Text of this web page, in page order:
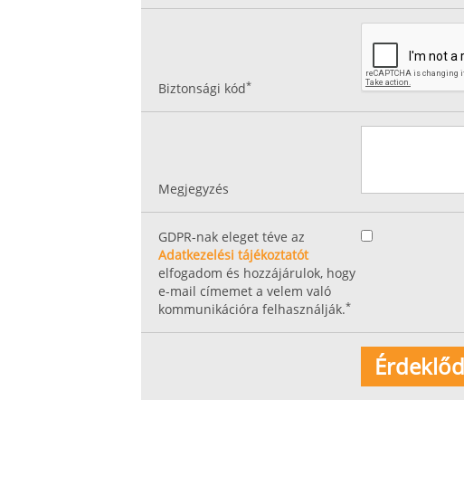
Biztonsági kód*
Megjegyzés
GDPR-nak eleget téve az
Adatkezelési tájékoztatót
elfogadom és hozzájárulok, hogy
e-mail címemet a velem való
kommunikációra felhasználják.*